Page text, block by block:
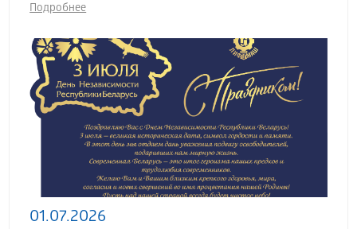
Подробнее
01.07.2026